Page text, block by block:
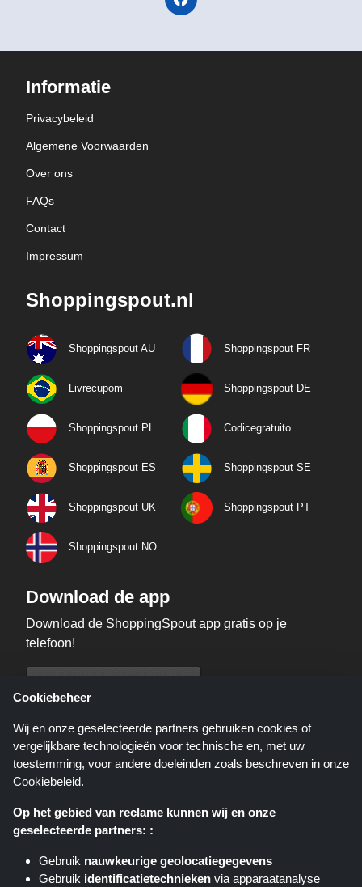
Informatie
Privacybeleid
Algemene Voorwaarden
Over ons
FAQs
Contact
Impressum
Shoppingspout.nl
Shoppingspout AU Shoppingspout FR
Livrecupom Shoppingspout DE
Shoppingspout PL Codicegratuito
Shoppingspout ES Shoppingspout SE
Shoppingspout UK Shoppingspout PT
Shoppingspout NO
Download de app
Download de ShoppingSpout app gratis op je
telefoon!
Shoppingspout.nl is een website die u deals, kortingen en kortingscodes
Cookiebeheer
Wij en onze geselecteerde partners gebruiken cookies of
vergelijkbare technologieën voor technische en, met uw
toestemming, voor andere doeleinden zoals beschreven in onze
Cookiebeleid.
Op het gebied van reclame kunnen wij en onze
geselecteerde partners: :
Gebruik nauwkeurige geolocatiegegevens
Gebruik identificatietechnieken via apparaatanalyse